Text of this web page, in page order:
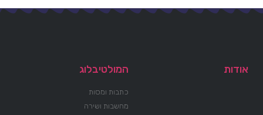
אודות המולטיבלוג
כתבות ומסות
מחשבות ושירה